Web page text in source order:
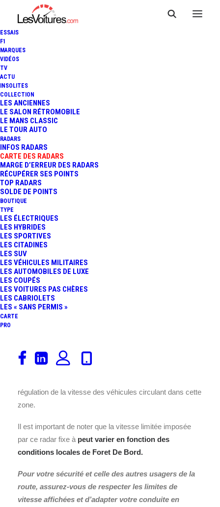
ESSAIS
F1
MARQUES
VIDÉOS
TV
ACTU
INSOLITES
COLLECTION
LES ANCIENNES
LE SALON RÉTROMOBILE
LE MANS CLASSIC
LE TOUR AUTO
RADARS
INFOS RADARS
CARTE DES RADARS
MARGE D’ERREUR DES RADARS
RÉCUPÉRER SES POINTS
TOP RADARS
SOLDE DE POINTS
BOUTIQUE
TYPE
LES ÉLECTRIQUES
LES HYBRIDES
LES SPORTIVES
LES CITADINES
LES SUV
LES VÉHICULES MILITAIRES
LES AUTOMOBILES DE LUXE
LES COUPÉS
LES VOITURES PAS CHÈRES
LES CABRIOLETS
LES « SANS PERMIS »
CARTE
PRO
sur-Seine Foret De
Bord
CeRadar vitesse fixe discriminant, capable de
fixée à130 , a été installé depuis le
Criquebeuf-sur-Seine, aux environs de
régulation de la vitesse des véhicules circulant dans cette
zone.
Il est important de noter que la vitesse limitée imposée
par ce radar fixe à peut varier en fonction des
conditions locales de Foret De Bord.
Pour votre sécurité et celle des autres usagers de la
route, assurez-vous de respecter les limites de
vitesse affichées et d’adapter votre conduite en